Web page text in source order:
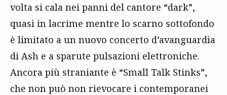
volta si cala nei panni del cantore “dark”,
quasi in lacrime mentre lo scarno sottofondo
è limitato a un nuovo concerto d’avanguardia
di Ash e a sparute pulsazioni elettroniche.
Ancora più straniante è “Small Talk Stinks”,
che non può non rievocare i contemporanei